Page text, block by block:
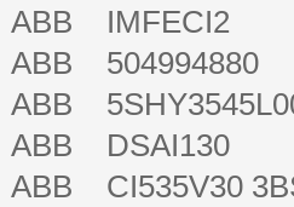
ABB IMFECI2
ABB 504994880
ABB
ABB DSAI130
ABB CI535V30